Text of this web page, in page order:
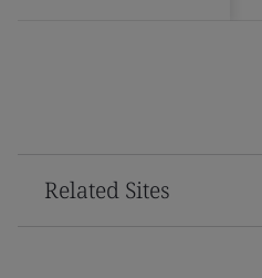
Related Sites